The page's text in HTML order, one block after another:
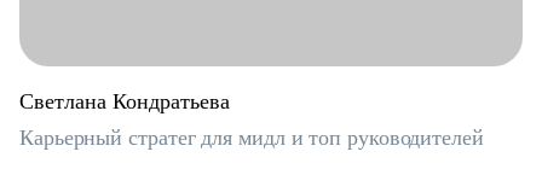
Светлана Кондратьева
Карьерный стратег для мидл и топ руководителей